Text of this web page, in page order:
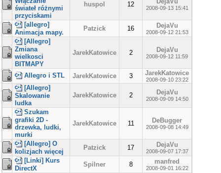
świateł różnymi
przyciskami
huspol 12 2008-09-13 15:41
[allegro]
Animacja mapy.
Patzick 16 DejaVu
2008-09-12 21:53
[Allegro]
Zmiana
wielkosci
BITMAPY
JarekKatowice 2 DejaVu
2008-09-12 11:59
Allegro i STL JarekKatowice 3 JarekKatowice
2008-09-10 23:22
[Allegro]
Skalowanie
ludka
JarekKatowice 2 DejaVu
2008-09-09 14:50
Szukam
grafiki 2D -
drzewka, ludki,
murki
JarekKatowice 11 DeBugger
2008-09-08 14:49
[Allegro] O
kolizjach więcej
Patzick 17 DejaVu
2008-09-07 17:37
[Linki] Kurs
DirectX
Spilner 8 manfred
2008-09-01 16:22